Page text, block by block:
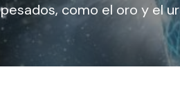
como el oro y el